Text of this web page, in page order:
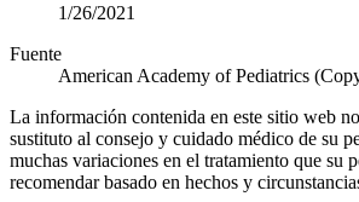
1/26/2021
Fuente
American Academy of Pediatrics
La información contenida en este sitio web
sustituto al consejo y cuidado médico de su
muchas variaciones en el tratamiento que su
recomendar basado en hechos y